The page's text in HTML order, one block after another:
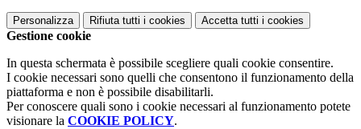
Personalizza Rifiuta tutti i cookies Accetta tutti i cookies
Gestione cookie
In questa schermata è possibile scegliere quali cookie consentire.
I cookie necessari sono quelli che consentono il funzionamento della
piattaforma e non è possibile disabilitarli.
Per conoscere quali sono i cookie necessari al funzionamento potete
visionare la COOKIE POLICY.